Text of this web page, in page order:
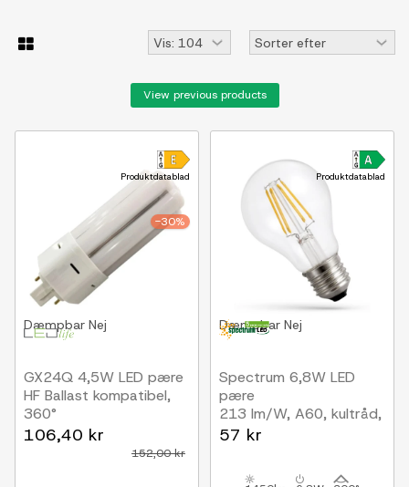
View previous products
Produktdatablad
-30%
Dæmpbar Nej
GX24Q 4,5W LED pære
HF Ballast kompatibel,
360°
106,40 kr
152,00 kr
Produktdatablad
Dæmpbar Nej
Spectrum 6,8W LED
pære
213 lm/W, A60, kultråd,
klart glas, E27
57 kr